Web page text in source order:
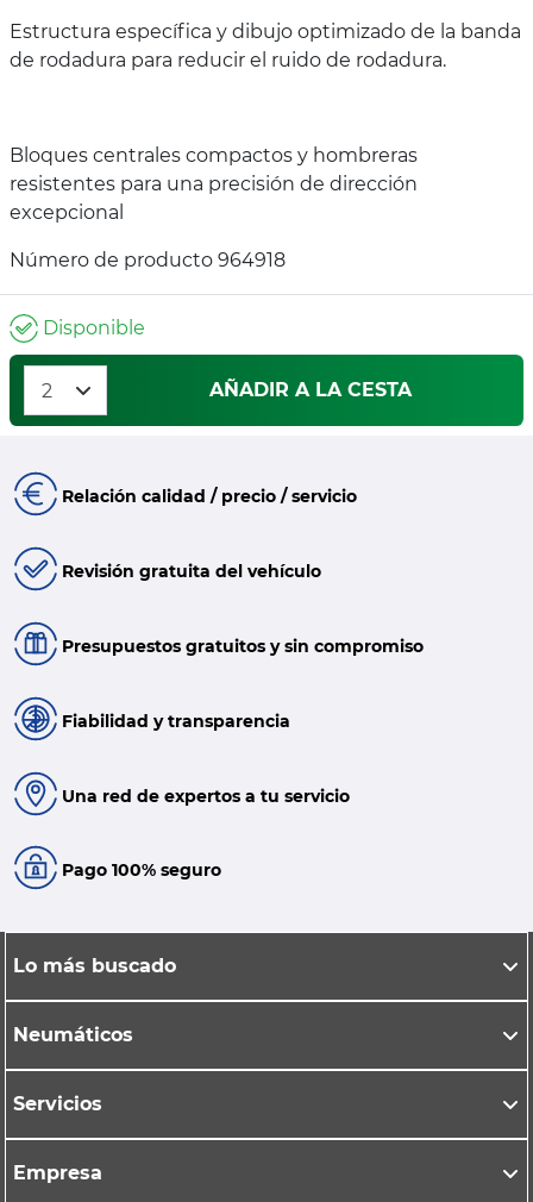
Estructura específica y dibujo optimizado de la banda
de rodadura para reducir el ruido de rodadura.
Bloques centrales compactos y hombreras
resistentes para una precisión de dirección
excepcional
Número de producto 964918
Disponible
AÑADIR A LA CESTA
Relación calidad / precio / servicio
Revisión gratuita del vehículo
Presupuestos gratuitos y sin compromiso
Fiabilidad y transparencia
Una red de expertos a tu servicio
Pago 100% seguro
Lo más buscado
Neumáticos
Servicios
Empresa